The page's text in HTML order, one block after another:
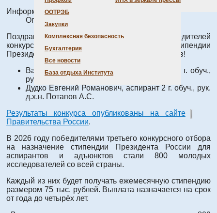
ООТРЭБ
Закупки
Комплексная безопасность
Бухгалтерия
Все новости
База отдыха Института
Информация о материале
Опубликовано: 18 мая 2026
Поздравляем аспирантов Института – победителей
конкурсного отбора на назначение стипендии
Президента России для аспирантов и адъюнктов!
Варыгин Андрей Дмитриевич, аспирант 3 г. обуч.,
рук. д.х.н. Шубин Ю.В.
Дудко Евгений Романович, аспирант 2 г. обуч., рук.
д.х.н. Потапов А.С.
Результаты конкурса опубликованы на сайте
Правительства России.
В 2026 году победителями третьего конкурсного отбора
на назначение стипендии Президента России для
аспирантов и адъюнктов стали 800 молодых
исследователей со всей страны.
Каждый из них будет получать ежемесячную стипендию
размером 75 тыс. рублей. Выплата назначается на срок
от года до четырёх лет.